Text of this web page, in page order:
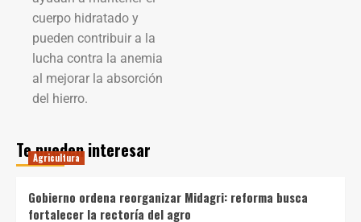
cuerpo hidratado y
pueden contribuir a la
lucha contra la anemia
al mejorar la absorción
del hierro.
Te pueden interesar
Agricultura
Gobierno ordena reorganizar Midagri: reforma busca
fortalecer la rectoría del agro